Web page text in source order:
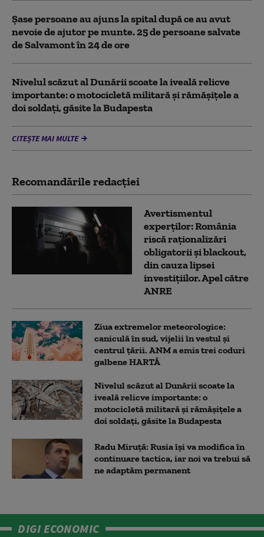
Șase persoane au ajuns la spital după ce au avut
nevoie de ajutor pe munte. 25 de persoane salvate
de Salvamont în 24 de ore
Nivelul scăzut al Dunării scoate la iveală relicve
importante: o motocicletă militară și rămășițele a
doi soldați, găsite la Budapesta
CITEȘTE MAI MULTE
Recomandările redacţiei
Avertismentul
experților: România
riscă raționalizări
obligatorii și blackout,
din cauza lipsei
investițiilor. Apel către
ANRE
Ziua extremelor meteorologice:
caniculă în sud, vijelii în vestul și
centrul țării. ANM a emis trei coduri
galbene HARTĂ
Nivelul scăzut al Dunării scoate la
iveală relicve importante: o
motocicletă militară și rămășițele a
doi soldați, găsite la Budapesta
Radu Miruță: Rusia își va modifica în
continuare tactica, iar noi va trebui să
ne adaptăm permanent
DIGI ECONOMIC